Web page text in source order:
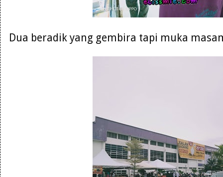
Dua beradik yang gembira tapi muka